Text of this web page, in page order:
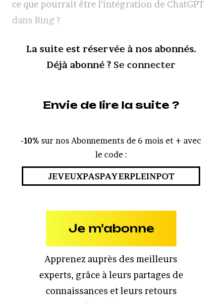
ce que pourrait être l’intégration de ChatGPT
dans Bing ?
La suite est réservée à nos abonnés.
Déjà abonné ? Se connecter
Envie de lire la suite ?
-10% sur nos Abonnements de 6 mois et + avec
le code :
JEVEUXPASPAYERPLEINPOT
Je m'abonne
Apprenez auprès des meilleurs
experts, grâce à leurs partages de
connaissances et leurs retours